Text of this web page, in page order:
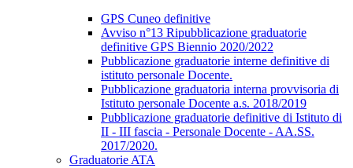
GPS Cuneo definitive
Avviso n°13 Ripubblicazione graduatorie
definitive GPS Biennio 2020/2022
Pubblicazione graduatorie interne definitive di
istituto personale Docente.
Pubblicazione graduatoria interna provvisoria di
Istituto personale Docente a.s. 2018/2019
Pubblicazione graduatorie definitive di Istituto di
II - III fascia - Personale Docente - AA.SS.
2017/2020.
Graduatorie ATA